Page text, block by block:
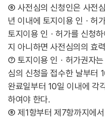
⑥ 사전심의 신청인은 사전
년 이내에 토지이용 인ㆍ허
토지이용 인ㆍ허가를 신청
지 아니하면 사전심의의 효
⑦ 토지이용 인ㆍ허가권자
심의 신청을 접수한 날부터
완료일부터 10일 이내에 각
하여야 한다.
⑧ 제1항부터 제7항까지에